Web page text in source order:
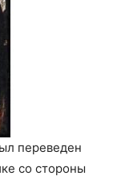
переведен
со стороны